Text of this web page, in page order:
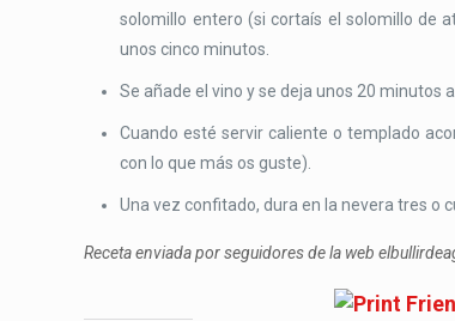
solomillo entero (si cortaís el solomillo de
unos cinco minutos.
Se añade el vino y se deja unos 20 minutos
Cuando esté servir caliente o templado
con lo que más os guste).
Una vez confitado, dura en la nevera tres o
Receta enviada por seguidores de la web